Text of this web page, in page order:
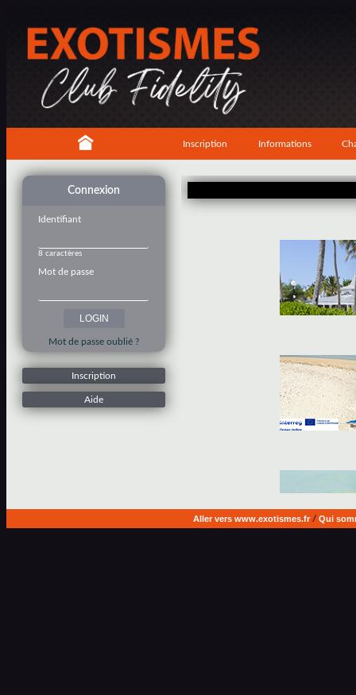
Inscription Informations
Connexion
Identifiant
8 caractères
Mot de passe
Mot de passe oublié ?
Inscription
Aide
Aller vers www.exotismes.fr/ Qui